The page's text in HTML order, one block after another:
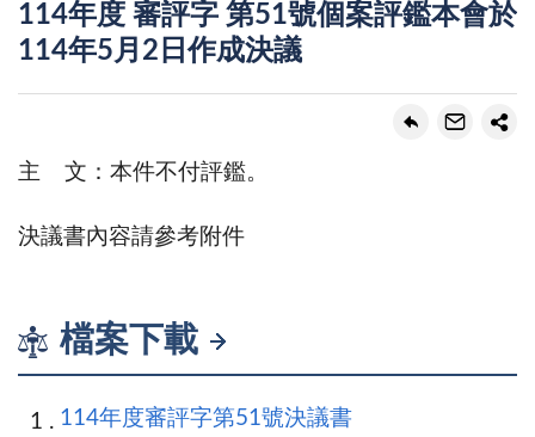
114年度 審評字 第51號個案評鑑本會於
114年5月2日作成決議
主 文：本件不付評鑑。
決議書內容請參考附件
檔案下載
114年度審評字第51號決議書